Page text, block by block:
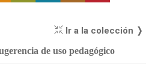
Ir a la colección ❭
de uso pedagógico